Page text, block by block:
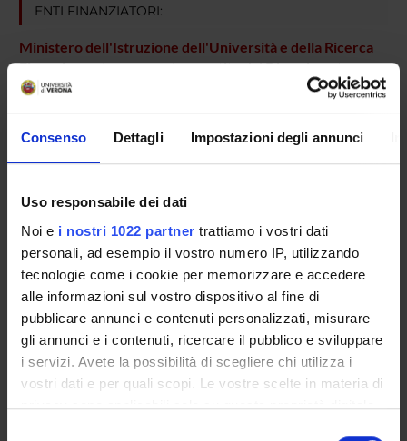
Consenso Dettagli Impostazioni degli annunci
Uso responsabile dei dati
Noi e i nostri 1022 partner trattiamo i vostri dati
personali, ad esempio il vostro numero IP, utilizzando
tecnologie come i cookie per memorizzare e accedere
alle informazioni sul vostro dispositivo al fine di
pubblicare annunci e contenuti personalizzati, misurare
gli annunci e i contenuti, ricercare il pubblico e sviluppare
i servizi. Avete la possibilità di scegliere chi utilizza i
vostri dati e per quali scopi. Le vostre scelte in materia di
privacy sono applicabili solo su questa proprietà digitale
ENTI FINANZIATORI:
Ministero dell'Istruzione dell'Università e della Ricerca
Finanziamento:assegnato e gestito dal Dipartimento
Programma:
COFIN - Progetti di Ricerca di Interesse
Mariarita Bertoldi
Professore associato
Carla Voltattorni
Professore emerito